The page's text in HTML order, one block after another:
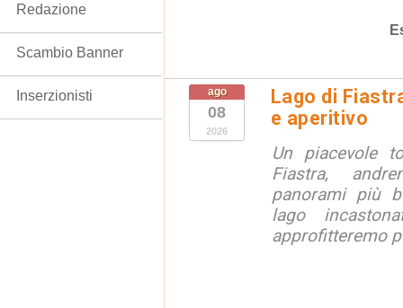
ago
08
2026
Lago di
e aperitivo
Un piacevole
Fiastra,
panorami più
lago
approfitteremo
Redazione
Scambio Banner
Inserzionisti